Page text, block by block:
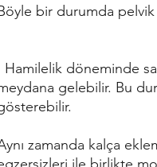
bir durumda
gelebilir. Bu
zamanda kalça